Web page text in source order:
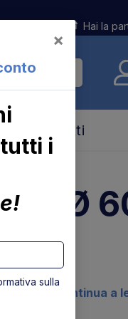
Hai la
Contatti
Ø
continua a
×
i
sulla